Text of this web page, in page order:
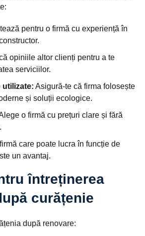
pentru o firmă cu experiență în
opiniile altor clienți pentru a te
serviciilor.
utilizate: Asigură-te că firma folosește
și soluții ecologice.
o firmă cu prețuri clare și fără
care poate lucra în funcție de
un avantaj.
întreținerea
curățenie
după renovare: